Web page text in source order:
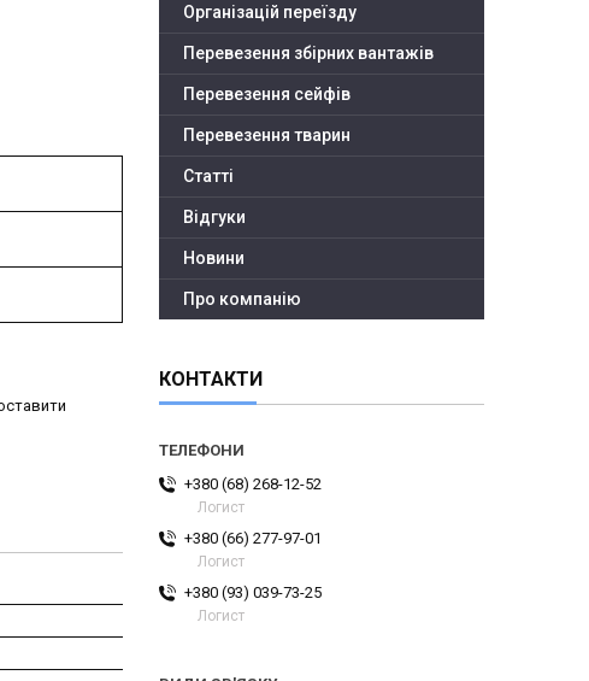
Організацій переїзду
Перевезення збірних вантажів
Перевезення сейфів
Перевезення тварин
Статті
Відгуки
Новини
Про компанію
КОНТАКТИ
+380 (68) 268-12-52
Логист
+380 (66) 277-97-01
Логист
+380 (93) 039-73-25
Логист